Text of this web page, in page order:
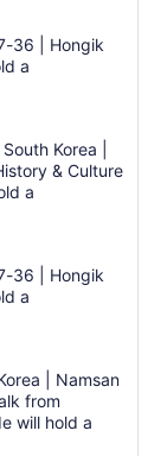
por la
Garden of
】tendrá la
el popular
y los horarios
en
para
Festival.
36 | Hongik
a
Korea |
& Culture
a
36 | Hongik
a
| Namsan
from
will hold a